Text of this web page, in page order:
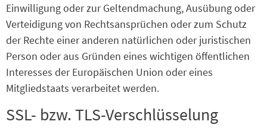
Einwilligung oder zur Geltendmachung, Ausübung oder
Verteidigung von Rechtsansprüchen oder zum Schutz
der Rechte einer anderen natürlichen oder juristischen
Person oder aus Gründen eines wichtigen öffentlichen
Interesses der Europäischen Union oder eines
Mitgliedstaats verarbeitet werden.
SSL- bzw. TLS-Verschlüsselung